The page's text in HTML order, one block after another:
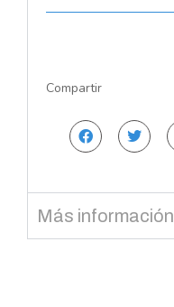
Compartir
Más información